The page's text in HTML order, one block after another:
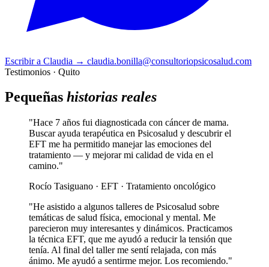
Escribir a Claudia → claudia.bonilla@consultoriopsicosalud.com
Testimonios · Quito
Pequeñas historias reales
"Hace 7 años fui diagnosticada con cáncer de mama.
Buscar ayuda terapéutica en Psicosalud y descubrir el
EFT me ha permitido manejar las emociones del
tratamiento — y mejorar mi calidad de vida en el
camino."
Rocío Tasiguano · EFT · Tratamiento oncológico
"He asistido a algunos talleres de Psicosalud sobre
temáticas de salud física, emocional y mental. Me
parecieron muy interesantes y dinámicos. Practicamos
la técnica EFT, que me ayudó a reducir la tensión que
tenía. Al final del taller me sentí relajada, con más
ánimo. Me ayudó a sentirme mejor. Los recomiendo."